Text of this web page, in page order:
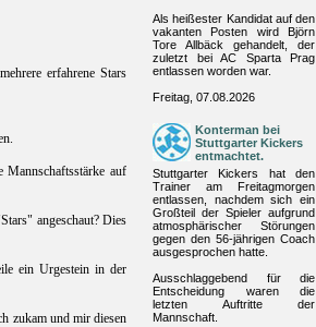
erfahrene Stars
Mannschaftsstärke auf
angeschaut? Dies
ein Urgestein in der
zukam und mir diesen
Als heißester Kandidat auf den
vakanten Posten wird Björn
Tore Allbäck gehandelt, der
zuletzt bei AC Sparta Prag
entlassen worden war.
Freitag, 07.08.2026
Konterman bei
Stuttgarter Kickers
entmachtet.
Stuttgarter Kickers hat den
Trainer am Freitagmorgen
entlassen, nachdem sich ein
Großteil der Spieler aufgrund
atmosphärischer Störungen
gegen den 56-jährigen Coach
ausgesprochen hatte.
Ausschlaggebend für die
Entscheidung waren die
letzten Auftritte der
Mannschaft.